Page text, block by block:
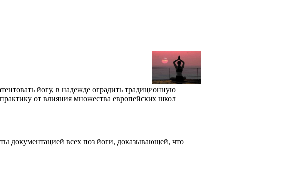
йогу, в надежде оградить традиционную
от влияния множества европейских школ
документацией всех поз йоги, доказывающей, что